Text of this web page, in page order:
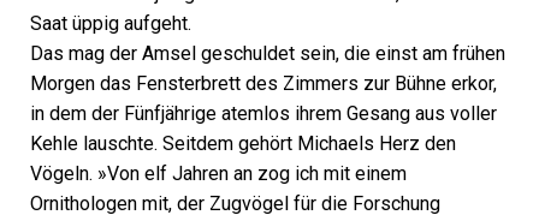
Saat üppig aufgeht.
Das mag der Amsel geschuldet sein, die einst am frühen
Morgen das Fensterbrett des Zimmers zur Bühne erkor,
in dem der Fünfjährige atemlos ihrem Gesang aus voller
Kehle lauschte. Seitdem gehört Michaels Herz den
Vögeln. »Von elf Jahren an zog ich mit einem
Ornithologen mit, der Zugvögel für die Forschung